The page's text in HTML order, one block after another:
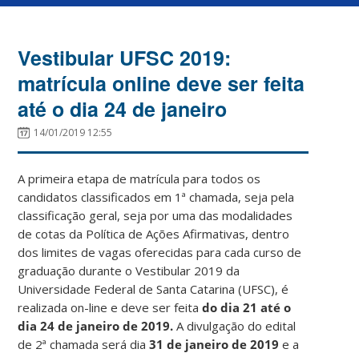
Vestibular UFSC 2019:
matrícula online deve ser feita
até o dia 24 de janeiro
14/01/2019 12:55
A primeira etapa de matrícula para todos os
candidatos classificados em 1ª chamada, seja pela
classificação geral, seja por uma das modalidades
de cotas da Política de Ações Afirmativas, dentro
dos limites de vagas oferecidas para cada curso de
graduação durante o Vestibular 2019 da
Universidade Federal de Santa Catarina (UFSC), é
realizada on-line e deve ser feitado dia 21 até o
dia 24 de janeiro de 2019.A divulgação do edital
de 2ª chamada será dia31 de janeiro de 2019 e a